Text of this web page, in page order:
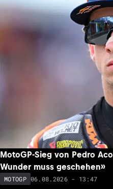
MotoGP-Sieg von Pedro
Wunder muss geschehen»
MOTOGP 06.08.2026 - 13:47